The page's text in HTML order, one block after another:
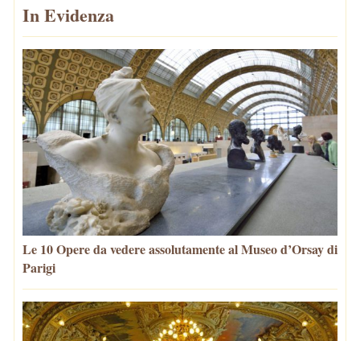
In Evidenza
Le 10 Opere da vedere assolutamente al Museo d’Orsay di
Parigi